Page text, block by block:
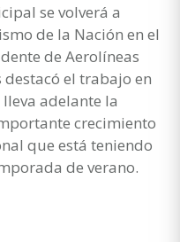
se volverá a
de la Nación en el
de Aerolíneas
el trabajo en
adelante la
crecimiento
que está teniendo
de verano.